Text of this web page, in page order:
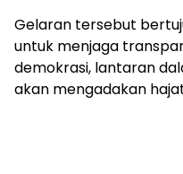
Gelaran tersebut
untuk menjaga
demokrasi, lantaran
akan mengadakan